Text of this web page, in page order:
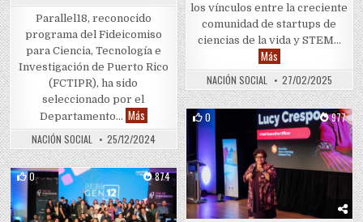
los vínculos entre la creciente
comunidad de startups de
ciencias de la vida y STEM…
MásStartups
NACIÓN SOCIAL 27/02/2025
Parallel18, reconocido
programa del Fideicomiso
para Ciencia, Tecnología e
Investigación de Puerto Rico
(FCTIPR), ha sido
seleccionado por el
Departamento… MásParallel18 lidera innovación sostenible con nuevo
NACIÓN SOCIAL 25/12/2024
0 977
Posted in
0 874
Posted in